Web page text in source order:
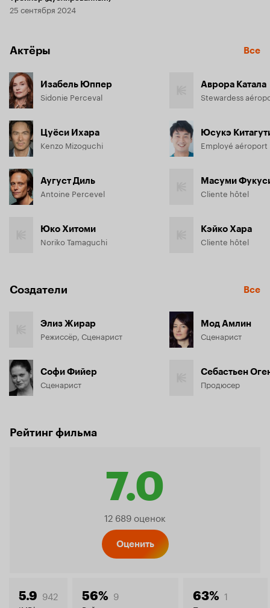
25 сентября 2024
Актёры Все
Изабель Юппер
Sidonie Perceval
Цуёси Ихара
Kenzo Mizoguchi
Аугуст Диль
Antoine Percevel
Юко Хитоми
Noriko Tamaguchi
Аврора Катала
Stewardess
Юсукэ
Employé aéroport
Масуми
Cliente hôtel
Кэйко Хара
Cliente hôtel
Создатели Все
Элиз Жирар
Режиссёр, Сценарист
Софи Фийер
Сценарист
Мод Амлин
Сценарист
Себастьен
Продюсер
Рейтинг фильма
7.0
Рейтинг
12 689 оценок
Оценить
5.9 942 56% 9 63% 1